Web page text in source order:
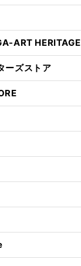
ART HERITAGE
ーズストア